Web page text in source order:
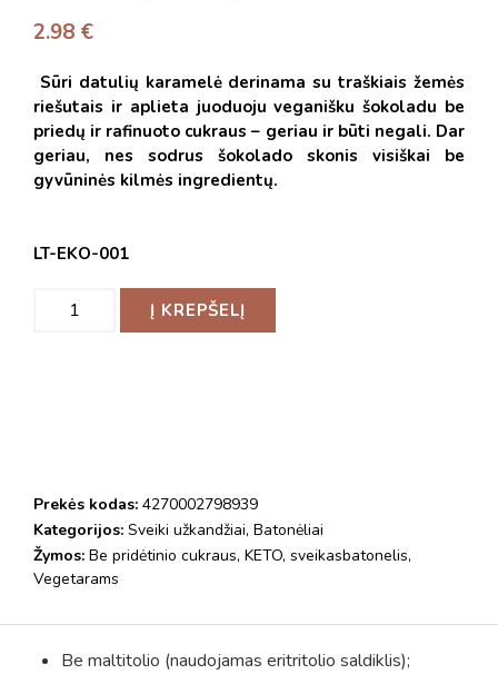
2.98 €
Sūri datulių karamelė derinama su traškiais žemės
riešutais ir aplieta juoduoju veganišku šokoladu be
priedų ir rafinuoto cukraus – geriau ir būti negali. Dar
geriau, nes sodrus šokolado skonis visiškai be
gyvūninės kilmės ingredientų.
LT-EKO-001
Į KREPŠELĮ
Prekės kodas: 4270002798939
Kategorijos: Sveiki užkandžiai, Batonėliai
Žymos: Be pridėtinio cukraus, KETO, sveikasbatonelis,
Vegetarams
Be maltitolio (naudojamas eritritolio saldiklis);